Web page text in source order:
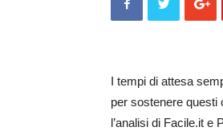
I tempi di attesa
per sostenere questi
l’analisi di Facile.it e